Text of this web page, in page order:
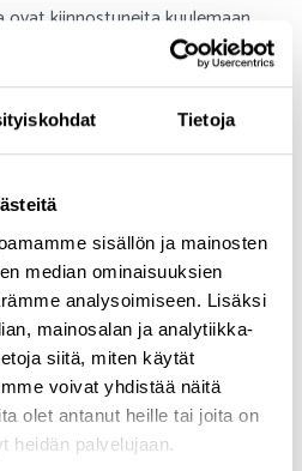
Tietoja
sisällön ja mainosten
median ominaisuuksien
analysoimiseen. Lisäksi
mainosalan ja analytiikka-
siitä, miten käytät
voivat yhdistää näitä
olet antanut heille tai joita on
heidän palvelujaan.
ovat kiinnostuneita kuulemaan
palveluista sekä tutustumaan
Tämä on ainutlaatuinen
ja oppia, miten nämä
Robocoast EDIH:n toimintaa
Finland ja Robocoast EDIH:n
ja mielipiteet ovat ainoastaan
eivätkä välttämättä vastaa
kantaa. Euroopan unioni ja
niistä.